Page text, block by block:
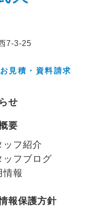
7-3-25
お見積・資料請求
せ
要
ッフ紹介
ッフブログ
情報
報保護方針